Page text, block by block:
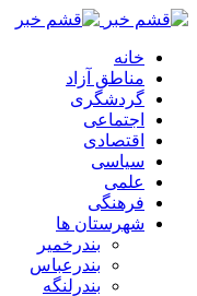
خانه
مناطق آزاد
گردشگری
اجتماعی
اقتصادی
سیاسی
علمی
فرهنگی
شهرستان ها
بندرخمیر
بندرعباس
بندرلنگه